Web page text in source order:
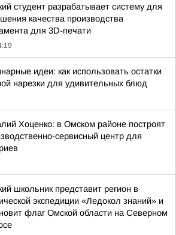
студент разрабатывает систему для
качества производства
для 3D-печати
идеи: как использовать остатки
нарезки для удивительных блюд
Хоценко: в Омском районе построят
сервисный центр для
школьник представит регион в
экспедиции «Ледокол знаний» и
флаг Омской области на Северном